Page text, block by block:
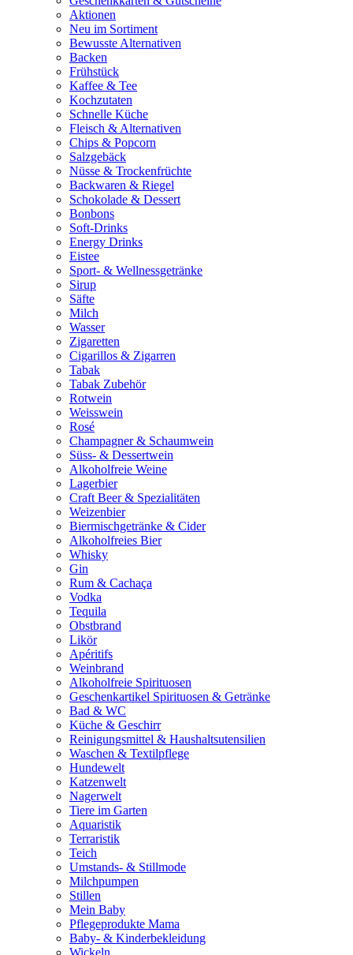
Aktionen
Neu im Sortiment
Bewusste Alternativen
Backen
Frühstück
Kaffee & Tee
Kochzutaten
Schnelle Küche
Fleisch & Alternativen
Chips & Popcorn
Salzgebäck
Nüsse & Trockenfrüchte
Backwaren & Riegel
Schokolade & Dessert
Bonbons
Soft-Drinks
Energy Drinks
Eistee
Sport- & Wellnessgetränke
Sirup
Säfte
Milch
Wasser
Zigaretten
Cigarillos & Zigarren
Tabak
Tabak Zubehör
Rotwein
Weisswein
Rosé
Champagner & Schaumwein
Süss- & Dessertwein
Alkoholfreie Weine
Lagerbier
Craft Beer & Spezialitäten
Weizenbier
Biermischgetränke & Cider
Alkoholfreies Bier
Whisky
Gin
Rum & Cachaça
Vodka
Tequila
Obstbrand
Likör
Apéritifs
Weinbrand
Alkoholfreie Spirituosen
Geschenkartikel Spirituosen & Getränke
Bad & WC
Küche & Geschirr
Reinigungsmittel & Haushaltsutensilien
Waschen & Textilpflege
Hundewelt
Katzenwelt
Nagerwelt
Tiere im Garten
Aquaristik
Terraristik
Teich
Umstands- & Stillmode
Milchpumpen
Stillen
Mein Baby
Pflegeprodukte Mama
Baby- & Kinderbekleidung
Wickeln